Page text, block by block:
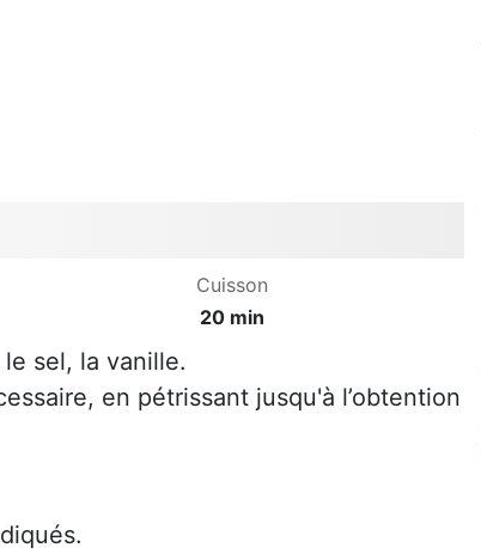
Cuisson
20 min
sel, la vanille.
en pétrissant jusqu'à l’obtention